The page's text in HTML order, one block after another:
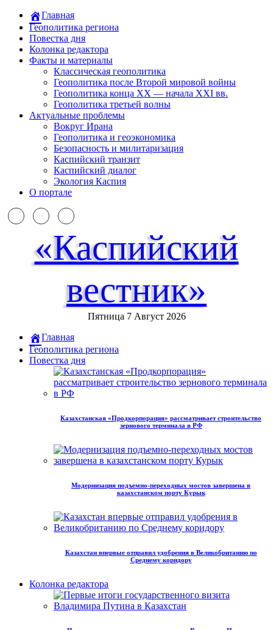
Главная
Геополитика региона
Повестка дня
Колонка редактора
Факты и материалы
Классическая геополитика
Геополитика после Второй мировой войны
Геополитика конца XX — начала XXI вв.
Геополитика третьей волны
Актуальные проблемы
Вокруг Ирана
Геополитика и геоэкономика
Безопасность и милитаризация
Каспийский транзит
Каспийский диалог
Экология Каспия
О портале
«Каспийский
вестник»
Пятница 7 Август 2026
Главная
Геополитика региона
Повестка дня
Казахстанская «Продкорпорация» рассматривает строительство
зернового терминала в РФ
Модернизация подъемно-переходных мостов завершена в
казахстанском порту Курык
Казахстан впервые отправил удобрения в Великобританию по
Среднему коридору
Колонка редактора